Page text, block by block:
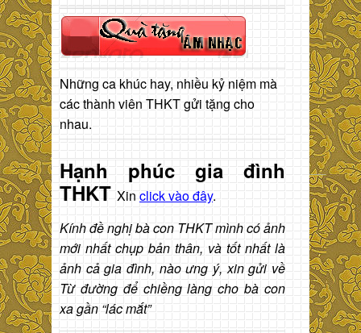
Những ca khúc hay, nhiều kỷ niệm mà
các thành viên THKT gửi tặng cho
nhau.
Hạnh phúc gia đình
THKT Xin click vào đây.
Kính đề nghị bà con THKT mình có ảnh
mới nhất chụp bản thân, và tốt nhất là
ảnh cả gia đình, nào ưng ý, xin gửi về
Từ đường để chiềng làng cho bà con
xa gần “lác mắt”